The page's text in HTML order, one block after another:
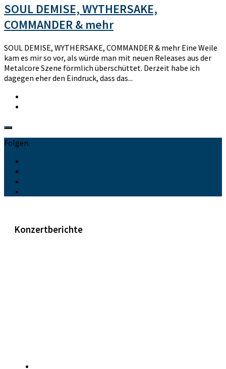
SOUL DEMISE, WYTHERSAKE,
COMMANDER & mehr
SOUL DEMISE, WYTHERSAKE, COMMANDER & mehr Eine Weile
kam es mir so vor, als würde man mit neuen Releases aus der
Metalcore Szene förmlich überschüttet. Derzeit habe ich
dagegen eher den Eindruck, dass das...
Folgen:
Konzertberichte